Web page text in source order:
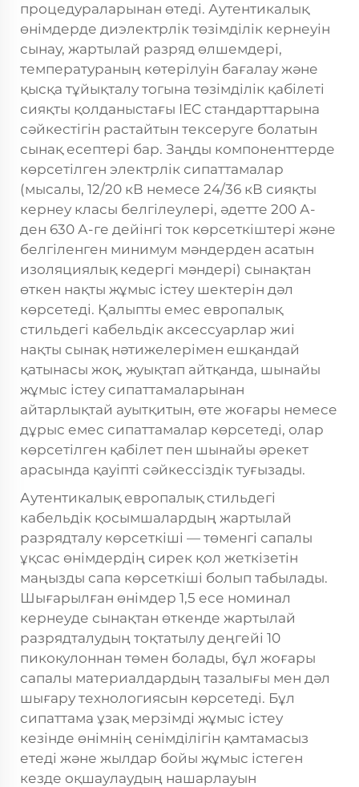
процедураларынан өтеді. Аутентикалық
өнімдерде диэлектрлік төзімділік кернеуін
сынау, жартылай разряд өлшемдері,
температураның көтерілуін бағалау және
қысқа тұйықталу тогына төзімділік қабілеті
сияқты қолданыстағы IEC стандарттарына
сәйкестігін растайтын тексеруге болатын
сынақ есептері бар. Заңды компоненттерде
көрсетілген электрлік сипаттамалар
(мысалы, 12/20 кВ немесе 24/36 кВ сияқты
кернеу класы белгілеулері, әдетте 200 А-
ден 630 А-ге дейінгі ток көрсеткіштері және
белгіленген минимум мәндерден асатын
изоляциялық кедергі мәндері) сынақтан
өткен нақты жұмыс істеу шектерін дәл
көрсетеді. Қалыпты емес европалық
стильдегі кабельдік аксессуарлар жиі
нақты сынақ нәтижелерімен ешқандай
қатынасы жоқ, жуықтап айтқанда, шынайы
жұмыс істеу сипаттамаларынан
айтарлықтай ауытқитын, өте жоғары немесе
дұрыс емес сипаттамалар көрсетеді, олар
көрсетілген қабілет пен шынайы әрекет
арасында қауіпті сәйкессіздік туғызады.
Аутентикалық европалық стильдегі
кабельдік қосымшалардың жартылай
разрядталу көрсеткіші — төменгі сапалы
ұқсас өнімдердің сирек қол жеткізетін
маңызды сапа көрсеткіші болып табылады.
Шығарылған өнімдер 1,5 есе номинал
кернеуде сынақтан өткенде жартылай
разрядталудың тоқтатылу деңгейі 10
пикокулоннан төмен болады, бұл жоғары
сапалы материалдардың тазалығы мен дәл
шығару технологиясын көрсетеді. Бұл
сипаттама ұзақ мерзімді жұмыс істеу
кезінде өнімнің сенімділігін қамтамасыз
етеді және жылдар бойы жұмыс істеген
кезде оқшаулаудың нашарлауын